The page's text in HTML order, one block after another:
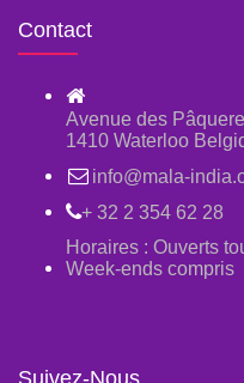
Contact
Avenue des
1410 Waterloo
info@mala-
+ 32 2 354 62 28
Horaires : Ouverts
Week-ends compris
Suivez-Nous